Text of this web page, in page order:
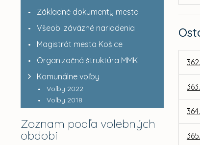
Základné dokumenty mesta
Všeob. záväzné nariadenia
Magistrát mesta Košice
Organizačná štruktúra MMK
Komunálne voľby
Voľby 2022
Voľby 2018
Zoznam podľa volebných
období
362.
363.
364.
365.